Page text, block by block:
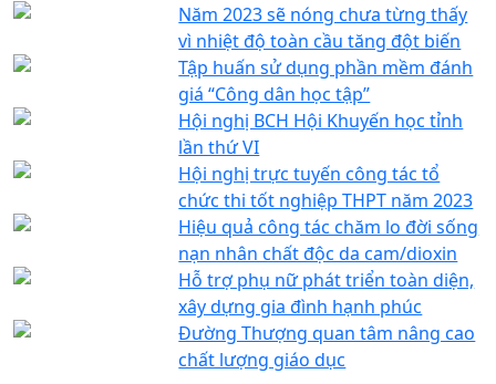
Năm 2023 sẽ nóng chưa từng thấy
vì nhiệt độ toàn cầu tăng đột biến
Tập huấn sử dụng phần mềm đánh
giá “Công dân học tập”
Hội nghị BCH Hội Khuyến học tỉnh
lần thứ VI
Hội nghị trực tuyến công tác tổ
chức thi tốt nghiệp THPT năm 2023
Hiệu quả công tác chăm lo đời sống
nạn nhân chất độc da cam/dioxin
Hỗ trợ phụ nữ phát triển toàn diện,
xây dựng gia đình hạnh phúc
Đường Thượng quan tâm nâng cao
chất lượng giáo dục